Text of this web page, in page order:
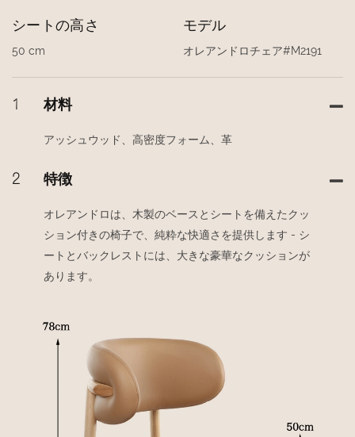
シートの高さ
50 cm
モデル
オレアンドロチェア#M2191
1 材料
アッシュウッド、高密度フォーム、革
2 特徴
オレアンドロは、木製のベースとシートを備えたクッ
ション付きの椅子で、純粋な快適さを提供します - シ
ートとバックレストには、大きな豪華なクッションが
あります。